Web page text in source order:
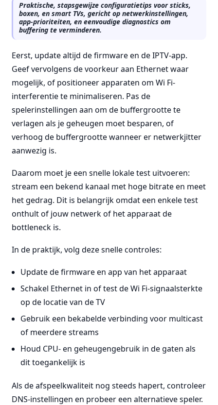
Praktische, stapsgewijze configuratietips voor sticks,
boxen, en smart TVs, gericht op netwerkinstellingen,
app-prioriteiten, en eenvoudige diagnostics om
buffering te verminderen.
Eerst, update altijd de firmware en de IPTV-app.
Geef vervolgens de voorkeur aan Ethernet waar
mogelijk, of positioneer apparaten om Wi Fi-
interferentie te minimaliseren. Pas de
spelerinstellingen aan om de buffergrootte te
verlagen als je geheugen moet besparen, of
verhoog de buffergrootte wanneer er netwerkjitter
aanwezig is.
Daarom moet je een snelle lokale test uitvoeren:
stream een bekend kanaal met hoge bitrate en meet
het gedrag. Dit is belangrijk omdat een enkele test
onthult of jouw netwerk of het apparaat de
bottleneck is.
In de praktijk, volg deze snelle controles:
Update de firmware en app van het apparaat
Schakel Ethernet in of test de Wi Fi-signaalsterkte
op de locatie van de TV
Gebruik een bekabelde verbinding voor multicast
of meerdere streams
Houd CPU- en geheugengebruik in de gaten als
dit toegankelijk is
Als de afspeelkwaliteit nog steeds hapert, controleer
DNS-instellingen en probeer een alternatieve speler.